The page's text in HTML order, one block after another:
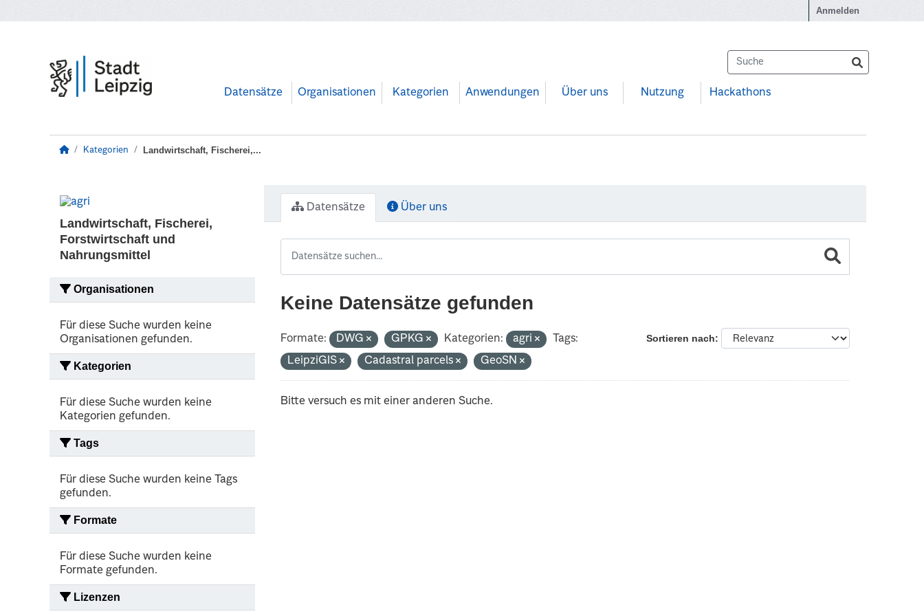
Anmelden
Datensätze Organisationen Kategorien Anwendungen Über uns Nutzung Hackathons
Kategorien Landwirtschaft, Fischerei,...
Landwirtschaft, Fischerei,
Forstwirtschaft und
Nahrungsmittel
Organisationen
Für diese Suche wurden keine
Organisationen gefunden.
Kategorien
Für diese Suche wurden keine
Kategorien gefunden.
Tags
Für diese Suche wurden keine Tags
gefunden.
Formate
Für diese Suche wurden keine
Formate gefunden.
Lizenzen
Datensätze Über uns
Keine Datensätze gefunden
Sortieren nach
Formate: DWG GPKG Kategorien: agri
Tags:
LeipziGIS
Cadastral parcels GeoSN
Bitte versuch es mit einer anderen Suche.